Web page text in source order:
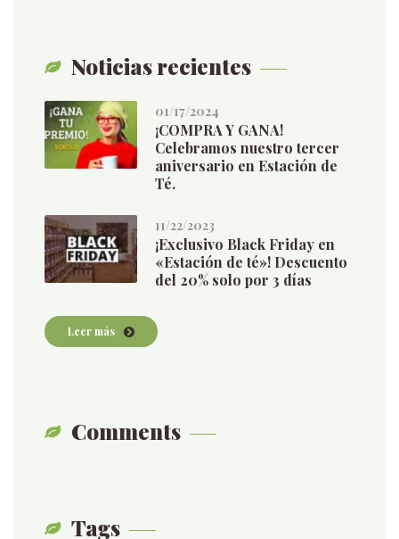
Noticias recientes
01/17/2024
¡COMPRA Y GANA!
Celebramos nuestro tercer
aniversario en Estación de
Té.
11/22/2023
¡Exclusivo Black Friday en
«Estación de té»! Descuento
del 20% solo por 3 días
Leer más
Comments
Tags